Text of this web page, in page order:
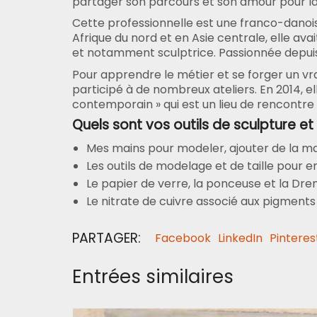
Cette professionnelle est une franco-
Afrique du nord et en Asie centrale, elle
et notamment sculptrice. Passionnée
Pour apprendre le métier et se forger un
participé à de nombreux ateliers. En 2014,
contemporain » qui est un lieu de
Quels sont vos outils de sculpture
Mes mains pour modeler, ajouter de la
Les outils de modelage et de taille pour
Le papier de verre, la ponceuse et la
Le nitrate de cuivre associé aux
PARTAGER: Facebook LinkedIn
Entrées similaires